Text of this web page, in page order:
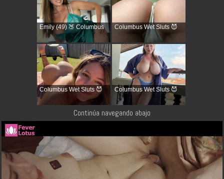
Emily (49) 🍑 Columbus Columbus Wet Sluts 😈
Columbus Wet Sluts 😈 Columbus Wet Sluts 😈
Continúa navegando abajo